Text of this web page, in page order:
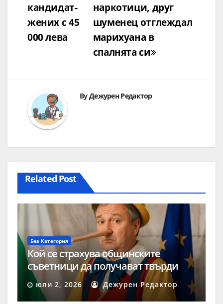
наркотици, друг
шуменец отглеждал
марихуана в
спалнята си
кандидат-
жених с 45
000 лева
ByДежурен Редактор
Related Post
Без Категория
Кой се страхува общинските
съветници да получават твърди
заплати?
юли 2, 2026 Дежурен Редактор